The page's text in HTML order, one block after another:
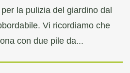
la pulizia del giardino dal
Vi ricordiamo che
con due pile da...